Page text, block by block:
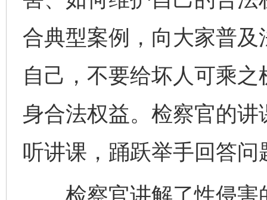
合典型案例，向大家普
自己，不要给坏人可乘
身合法权益。检察官的
听讲课，踊跃举手回答
检察官讲解了性侵害